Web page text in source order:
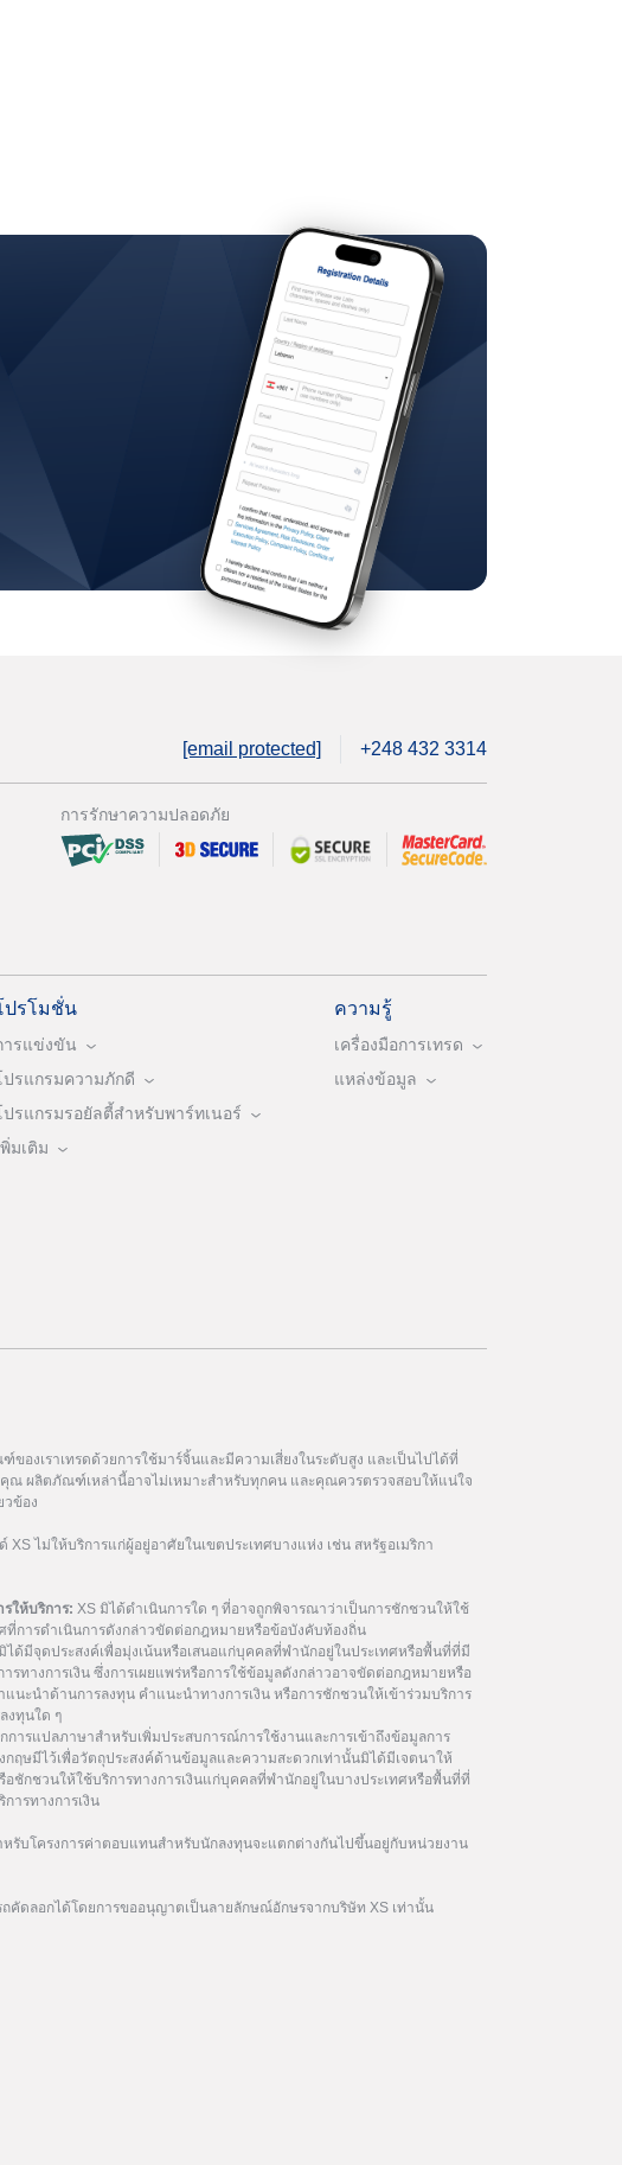
[email protected] +248 432 3314
การรักษาความปลอดภัย
ปรโมชั่น
ารแข่งขัน
ปรแกรมความภักดี
ปรแกรมรอยัลตี้สำหรับพาร์ทเนอร์
พิ่มเติม
ความรู้
เครื่องมือการเทรด
แหล่งข้อมูล
ของเราเทรดด้วยการใช้มาร์จิ้นและมีความเสี่ยงในระดับสูง และเป็นไปได้ที่
ณ ผลิตภัณฑ์เหล่านี้อาจไม่เหมาะสำหรับทุกคน และคุณควรตรวจสอบให้แน่ใจ
วข้อง
XS ไม่ให้บริการแก่ผู้อยู่อาศัยในเขตประเทศบางแห่ง เช่น สหรัฐอเมริกา
ให้บริการ: XS มิได้ดำเนินการใด ๆ ที่อาจถูกพิจารณาว่าเป็นการชักชวนให้ใช้
ศที่การดำเนินการดังกล่าวขัดต่อกฎหมายหรือข้อบังคับท้องถิ่น
ด้มีจุดประสงค์เพื่อมุ่งเน้นหรือเสนอแก่บุคคลที่พำนักอยู่ในประเทศหรือพื้นที่ที่มี
รทางการเงิน ซึ่งการเผยแพร่หรือการใช้ข้อมูลดังกล่าวอาจขัดต่อกฎหมายหรือ
นะนำด้านการลงทุน คำแนะนำทางการเงิน หรือการชักชวนให้เข้าร่วมบริการ
งทุนใด ๆ
การแปลภาษาสำหรับเพิ่มประสบการณ์การใช้งานและการเข้าถึงข้อมูลการ
ฤษมีไว้เพื่อวัตถุประสงค์ด้านข้อมูลและความสะดวกเท่านั้นมิได้มีเจตนาให้
รือชักชวนให้ใช้บริการทางการเงินแก่บุคคลที่พำนักอยู่ในบางประเทศหรือพื้นที่ที่
ารทางการเงิน
รับโครงการค่าตอบแทนสำหรับนักลงทุนจะแตกต่างกันไปขึ้นอยู่กับหน่วยงาน
คัดลอกได้โดยการขออนุญาตเป็นลายลักษณ์อักษรจากบริษัท XS เท่านั้น